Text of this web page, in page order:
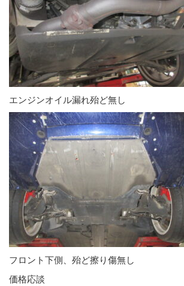
エンジンオイル漏れ殆ど無し
フロント下側、殆ど擦り傷無し
価格応談